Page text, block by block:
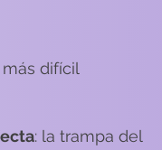
difícil
: la trampa del